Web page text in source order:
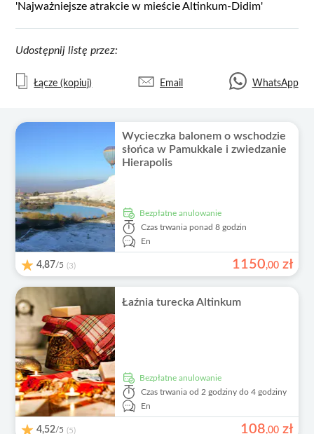
'Najważniejsze atrakcie w mieście Altinkum-Didim'
Udostępnij listę przez:
Łącze (kopiuj) Email WhatsApp
Wycieczka balonem o wschodzie
słońca w Pamukkale i zwiedzanie
Hierapolis
Bezpłatne anulowanie
Czas trwania ponad 8 godzin
En
4,87/5 (3) 1150,00 zł
Łaźnia turecka Altinkum
Bezpłatne anulowanie
Czas trwania od 2 godziny do 4 godziny
En
4,52/5 (5) 108,00 zł